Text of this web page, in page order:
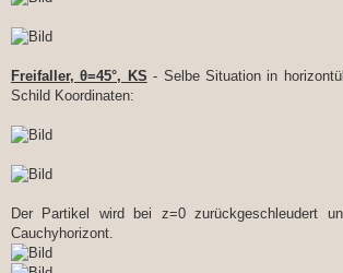
Freifaller, θ=45°, KS - Selbe Situation in
Schild Koordinaten:
Der Partikel wird bei z=0 zurückgeschleudert
Cauchyhorizont.